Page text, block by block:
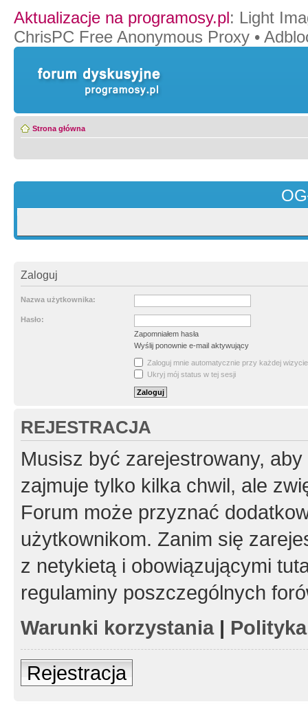
Aktualizacje na programosy.pl: Light
ChrisPC Free Anonymous Proxy •
Strona główna
Zaloguj
Nazwa użytkownika:
Hasło:
Zapomniałem hasła
Wyślij ponownie e-mail aktywujący
Zaloguj mnie automatycznie przy każdej wizycie
Ukryj mój status w tej sesji
REJESTRACJA
Musisz być zarejestrowany,
zajmuje tylko kilka chwil, ale
Forum może przyznać
użytkownikom. Zanim się
z netykietą i obowiązującymi
regulaminy poszczególnych
Warunki korzystania|
Rejestracja